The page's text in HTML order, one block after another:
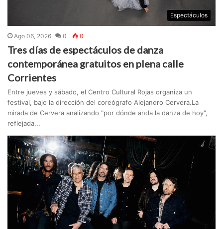
Espectáculos
Ago 06, 2026 0 0
Tres días de espectáculos de danza
contemporánea gratuitos en plena calle
Corrientes
Entre jueves y sábado, el Centro Cultural Rojas organiza un
festival, bajo la dirección del coreógrafo Alejandro Cervera.La
mirada de Cervera analizando "por dónde anda la danza de hoy",
reflejada...